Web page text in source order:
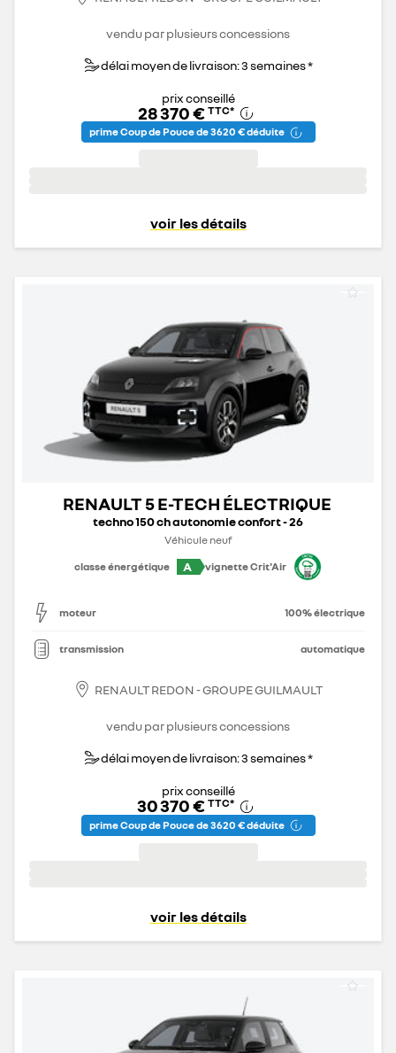
vendu par plusieurs concessions
délai moyen de livraison: 3 semaines *
prix conseillé
28 370 € TTC*
prime Coup de Pouce de 3 620 € déduite
voir les détails
RENAULT 5 E-TECH ÉLECTRIQUE
techno 150 ch autonomie confort - 26
Véhicule neuf
classe énergétique
A vignette Crit'Air
moteur 100% électrique
transmission automatique
RENAULT REDON - GROUPE GUILMAULT
vendu par plusieurs concessions
délai moyen de livraison: 3 semaines *
prix conseillé
30 370 € TTC*
prime Coup de Pouce de 3 620 € déduite
voir les détails